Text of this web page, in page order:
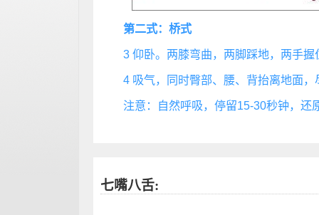
第二式：桥式
3 仰卧。两膝弯曲，两脚踩地，两手握
4 吸气，同时臀部、腰、背抬离地面，
注意：自然呼吸，停留15-30秒钟，还
七嘴八舌: